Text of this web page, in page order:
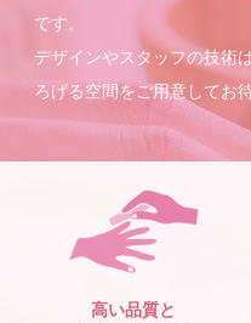
です。
デザインやスタッフの技術
ろげる空間をご用意してお
高い品質と